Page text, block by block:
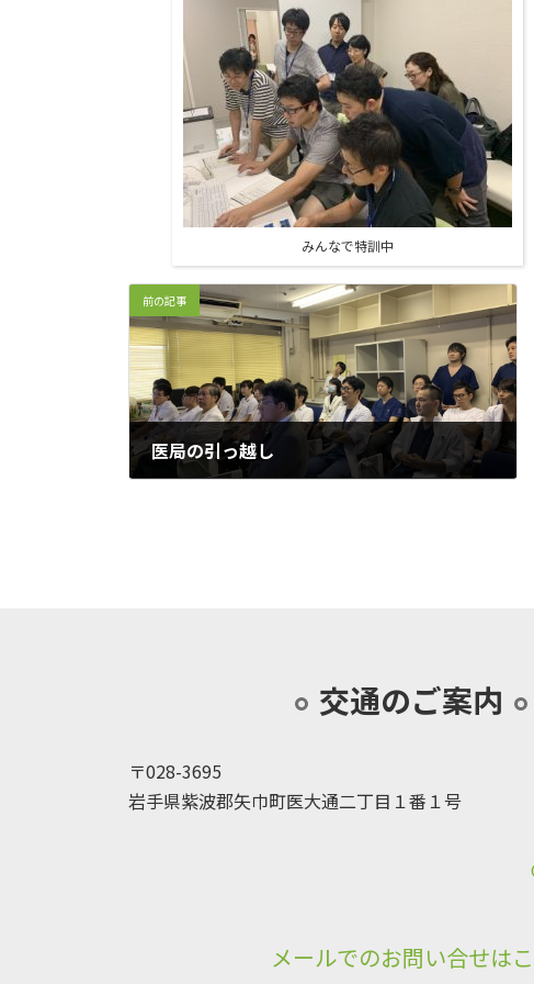
みんなで特訓中
前の記事
医局の引っ越し
交通のご案内
〒028-3695
岩手県紫波郡矢巾町医大通二丁目１番１号
メールでのお問い合せは